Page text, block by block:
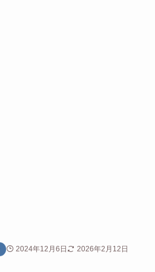
2024年12月6日 2026年2月12日